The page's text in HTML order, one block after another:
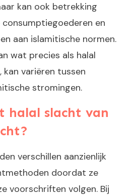
kan ook betrekking
en
aan islamitische normen.
wat precies als halal
variëren tussen
stromingen.
halal slacht van
verschillen aanzienlijk
doordat ze
voorschriften volgen. Bij